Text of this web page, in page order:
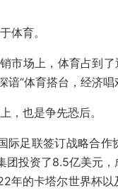
体育。
市场上，体育占到了
“体育搭台，经济唱
，也是争先恐后。
际足联签订战略合作
投资了8.5亿美元，
年的卡塔尔世界杯